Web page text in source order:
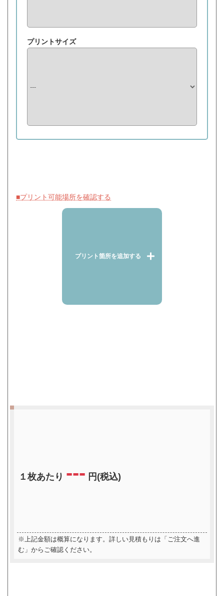
プリントサイズ
■プリント可能場所を確認する
プリント箇所を追加する
１枚あたり --- 円(税込)
※上記金額は概算になります。詳しい見積もりは「ご注文へ進
む」からご確認ください。